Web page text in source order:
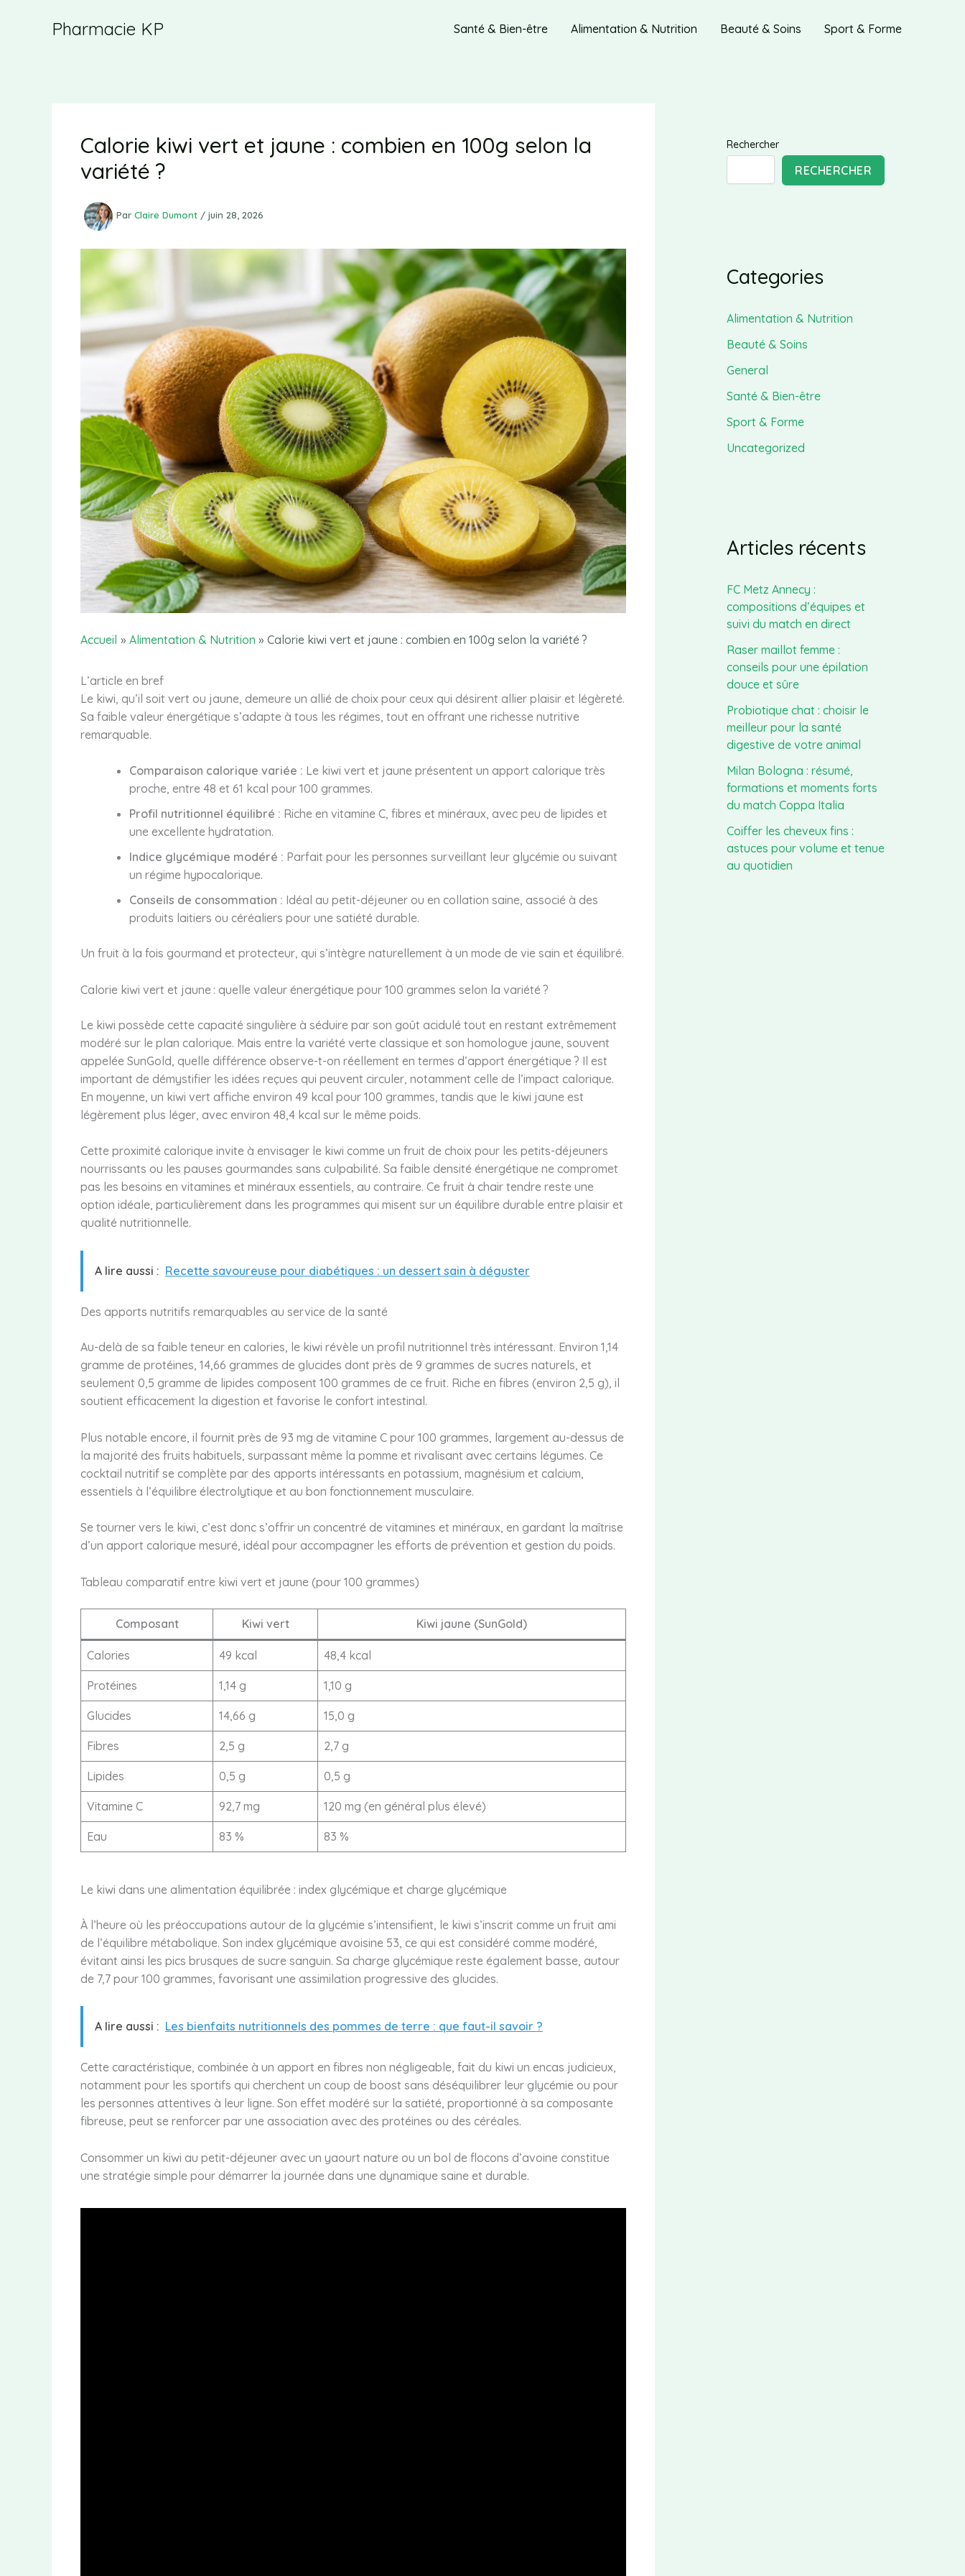
Pharmacie KP Santé & Bien-être Alimentation & Nutrition Beauté & Soins Sport & Forme
Calorie kiwi vert et jaune : combien en 100g selon la
variété ?
Par Claire Dumont / juin 28, 2026
Accueil Alimentation & Nutrition Calorie kiwi vert et jaune : combien en 100g selon la variété ?
L’article en bref
Le kiwi, qu’il soit vert ou jaune, demeure un allié de choix pour ceux qui désirent allier plaisir et légèreté.
Sa faible valeur énergétique s’adapte à tous les régimes, tout en offrant une richesse nutritive
remarquable.
Comparaison calorique variée : Le kiwi vert et jaune présentent un apport calorique très
proche, entre 48 et 61 kcal pour 100 grammes.
Profil nutritionnel équilibré : Riche en vitamine C, fibres et minéraux, avec peu de lipides et
une excellente hydratation.
Indice glycémique modéré : Parfait pour les personnes surveillant leur glycémie ou suivant
un régime hypocalorique.
Conseils de consommation : Idéal au petit-déjeuner ou en collation saine, associé à des
produits laitiers ou céréaliers pour une satiété durable.
Un fruit à la fois gourmand et protecteur, qui s’intègre naturellement à un mode de vie sain et équilibré.
Calorie kiwi vert et jaune : quelle valeur énergétique pour 100 grammes selon la variété ?
Le kiwi possède cette capacité singulière à séduire par son goût acidulé tout en restant extrêmement
modéré sur le plan calorique. Mais entre la variété verte classique et son homologue jaune, souvent
appelée SunGold, quelle différence observe-t-on réellement en termes d’apport énergétique ? Il est
important de démystifier les idées reçues qui peuvent circuler, notamment celle de l’impact calorique.
En moyenne, un kiwi vert affiche environ 49 kcal pour 100 grammes, tandis que le kiwi jaune est
légèrement plus léger, avec environ 48,4 kcal sur le même poids.
Cette proximité calorique invite à envisager le kiwi comme un fruit de choix pour les petits-déjeuners
nourrissants ou les pauses gourmandes sans culpabilité. Sa faible densité énergétique ne compromet
pas les besoins en vitamines et minéraux essentiels, au contraire. Ce fruit à chair tendre reste une
option idéale, particulièrement dans les programmes qui misent sur un équilibre durable entre plaisir et
qualité nutritionnelle.
A lire aussi : Recette savoureuse pour diabétiques : un dessert sain à déguster
Des apports nutritifs remarquables au service de la santé
Au-delà de sa faible teneur en calories, le kiwi révèle un profil nutritionnel très intéressant. Environ 1,14
gramme de protéines, 14,66 grammes de glucides dont près de 9 grammes de sucres naturels, et
seulement 0,5 gramme de lipides composent 100 grammes de ce fruit. Riche en fibres (environ 2,5 g), il
soutient efficacement la digestion et favorise le confort intestinal.
Plus notable encore, il fournit près de 93 mg de vitamine C pour 100 grammes, largement au-dessus de
la majorité des fruits habituels, surpassant même la pomme et rivalisant avec certains légumes. Ce
cocktail nutritif se complète par des apports intéressants en potassium, magnésium et calcium,
essentiels à l’équilibre électrolytique et au bon fonctionnement musculaire.
Se tourner vers le kiwi, c’est donc s’offrir un concentré de vitamines et minéraux, en gardant la maîtrise
d’un apport calorique mesuré, idéal pour accompagner les efforts de prévention et gestion du poids.
Tableau comparatif entre kiwi vert et jaune (pour 100 grammes)
Composant Kiwi vert Kiwi jaune (SunGold)
Calories 49 kcal 48,4 kcal
Protéines 1,14 g 1,10 g
Glucides 14,66 g 15,0 g
Fibres 2,5 g 2,7 g
Lipides 0,5 g 0,5 g
Vitamine C 92,7 mg 120 mg (en général plus élevé)
Eau 83 % 83 %
Le kiwi dans une alimentation équilibrée : index glycémique et charge glycémique
À l’heure où les préoccupations autour de la glycémie s’intensifient, le kiwi s’inscrit comme un fruit ami
de l’équilibre métabolique. Son index glycémique avoisine 53, ce qui est considéré comme modéré,
évitant ainsi les pics brusques de sucre sanguin. Sa charge glycémique reste également basse, autour
de 7,7 pour 100 grammes, favorisant une assimilation progressive des glucides.
A lire aussi : Les bienfaits nutritionnels des pommes de terre : que faut-il savoir ?
Cette caractéristique, combinée à un apport en fibres non négligeable, fait du kiwi un encas judicieux,
notamment pour les sportifs qui cherchent un coup de boost sans déséquilibrer leur glycémie ou pour
les personnes attentives à leur ligne. Son effet modéré sur la satiété, proportionné à sa composante
fibreuse, peut se renforcer par une association avec des protéines ou des céréales.
Consommer un kiwi au petit-déjeuner avec un yaourt nature ou un bol de flocons d’avoine constitue
une stratégie simple pour démarrer la journée dans une dynamique saine et durable.
Rechercher
RECHERCHER
Categories
Alimentation & Nutrition
Beauté & Soins
General
Santé & Bien-être
Sport & Forme
Uncategorized
Articles récents
FC Metz Annecy :
compositions d’équipes et
suivi du match en direct
Raser maillot femme :
conseils pour une épilation
douce et sûre
Probiotique chat : choisir le
meilleur pour la santé
digestive de votre animal
Milan Bologna : résumé,
formations et moments forts
du match Coppa Italia
Coiffer les cheveux fins :
astuces pour volume et tenue
au quotidien